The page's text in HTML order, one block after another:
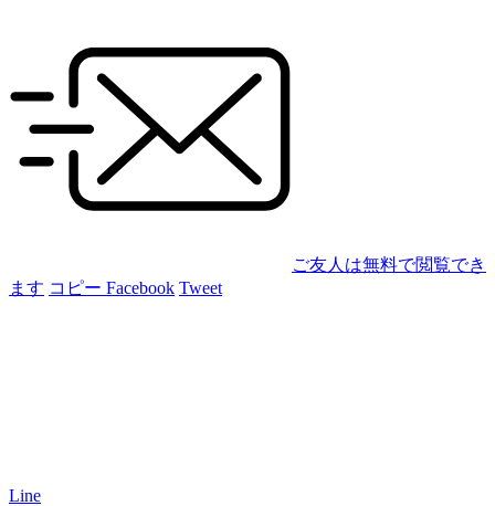
ご友人は無料で閲覧でき
ます コピー Facebook Tweet
Line